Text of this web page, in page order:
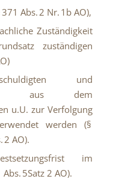
Abs. 2 Nr. 1b AO),
Zuständigkeit
zuständigen
und
aus dem
u.U. zur Verfolgung
werden (§
2 AO).
im
5Satz 2 AO).